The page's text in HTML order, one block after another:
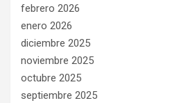
febrero 2026
enero 2026
diciembre 2025
noviembre 2025
octubre 2025
septiembre 2025